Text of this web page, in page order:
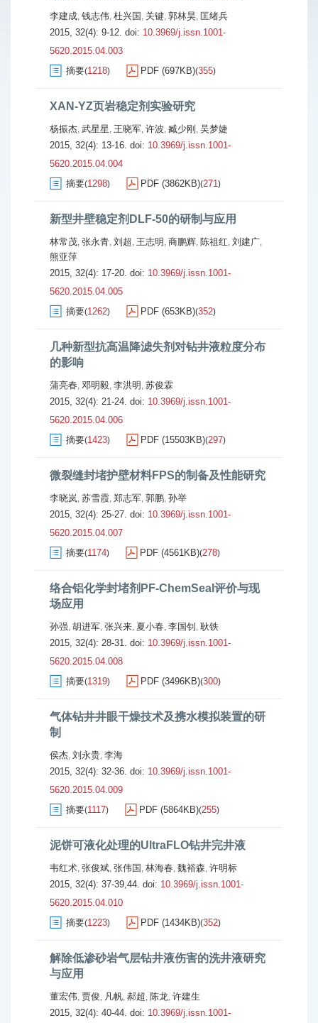
李建成, 钱志伟, 杜兴国 , 关键, 郭林昊, 匡绪兵
2015, 32(4): 9-12. doi: 10.3969/j.issn.1001-
5620.2015.04.003
摘要(1218) PDF (697KB)(355)
XAN-YZ页岩稳定剂实验研究
杨振杰, 武星星, 王晓军, 许波, 臧少刚 , 吴梦婕
2015, 32(4): 13-16. doi: 10.3969/j.issn.1001-
5620.2015.04.004
摘要(1298) PDF (3862KB)(271)
新型井壁稳定剂DLF-50的研制与应用
林常茂, 张永青, 刘超, 王志明 , 商鹏辉, 陈祖红, 刘建广,
熊亚萍
2015, 32(4): 17-20. doi: 10.3969/j.issn.1001-
5620.2015.04.005
摘要(1262) PDF (653KB)(352)
几种新型抗高温降滤失剂对钻井液粒度分布
的影响
蒲亮春, 邓明毅, 李洪明 , 苏俊霖
2015, 32(4): 21-24. doi: 10.3969/j.issn.1001-
5620.2015.04.006
摘要(1423) PDF (15503KB)(297)
微裂缝封堵护壁材料FPS的制备及性能研究
李晓岚, 苏雪霞, 郑志军, 郭鹏, 孙举
2015, 32(4): 25-27. doi: 10.3969/j.issn.1001-
5620.2015.04.007
摘要(1174) PDF (4561KB)(278)
络合铝化学封堵剂PF-ChemSeal评价与现
场应用
孙强, 胡进军, 张兴来, 夏小春, 李国钊 , 耿铁
2015, 32(4): 28-31. doi: 10.3969/j.issn.1001-
5620.2015.04.008
摘要(1319) PDF (3496KB)(300)
气体钻井井眼干燥技术及携水模拟装置的研
制
侯杰, 刘永贵, 李海
2015, 32(4): 32-36. doi: 10.3969/j.issn.1001-
5620.2015.04.009
摘要(1117) PDF (5864KB)(255)
泥饼可液化处理的UltraFLO钻井完井液
韦红术, 张俊斌, 张伟国 , 林海春, 魏裕森, 许明标
2015, 32(4): 37-39,44. doi: 10.3969/j.issn.1001-
5620.2015.04.010
摘要(1223) PDF (1434KB)(352)
解除低渗砂岩气层钻井液伤害的洗井液研究
与应用
董宏伟, 贾俊, 凡帆, 郝超, 陈龙, 许建生
2015, 32(4): 40-44. doi: 10.3969/j.issn.1001-